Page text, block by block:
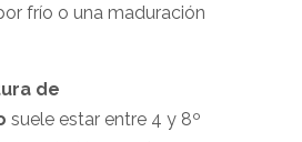
frío o una maduración
de
suele estar entre 4 y 8º